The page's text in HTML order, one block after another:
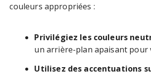
couleurs appropriées :
Privilégiez les couleurs
un arrière-plan apaisant pour
Utilisez des accentuations